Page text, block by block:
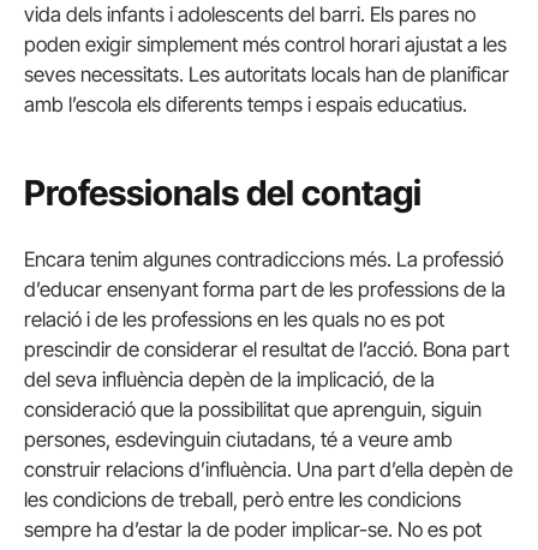
vida dels infants i adolescents del barri. Els pares no
poden exigir simplement més control horari ajustat a les
seves necessitats. Les autoritats locals han de planificar
amb l’escola els diferents temps i espais educatius.
Professionals del contagi
Encara tenim algunes contradiccions més. La professió
d’educar ensenyant forma part de les professions de la
relació i de les professions en les quals no es pot
prescindir de considerar el resultat de l’acció. Bona part
del seva influència depèn de la implicació, de la
consideració que la possibilitat que aprenguin, siguin
persones, esdevinguin ciutadans, té a veure amb
construir relacions d’influència. Una part d’ella depèn de
les condicions de treball, però entre les condicions
sempre ha d’estar la de poder implicar-se. No es pot